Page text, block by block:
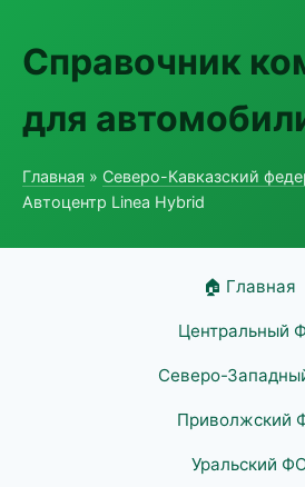
Справочник
для
Главная » Северо-Кавказский
Автоцентр Linea Hybrid
🏠 Главная
Центральный
Северо-
Приволжский
Уральский